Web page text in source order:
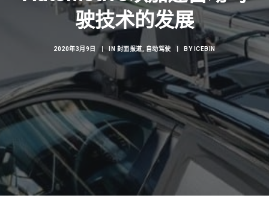
驶技术的发展
2020年3月9日 IN 封面报道 自动驾驶 BY ICEBIN